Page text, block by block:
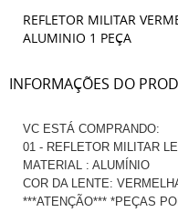
REFLETOR MILITAR
ALUMINIO 1 PEÇA
INFORMAÇÕES DO
VC ESTÁ COMPRANDO:
01 - REFLETOR MILITAR
MATERIAL : ALUMÍNIO
COR DA LENTE:
***ATENÇÃO*** *PEÇAS